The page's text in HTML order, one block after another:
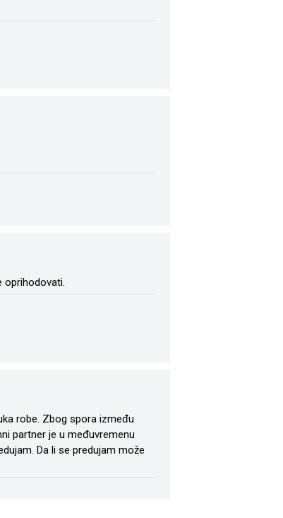
oprihodovati.
robe. Zbog spora između
partner je u međuvremenu
Da li se predujam može